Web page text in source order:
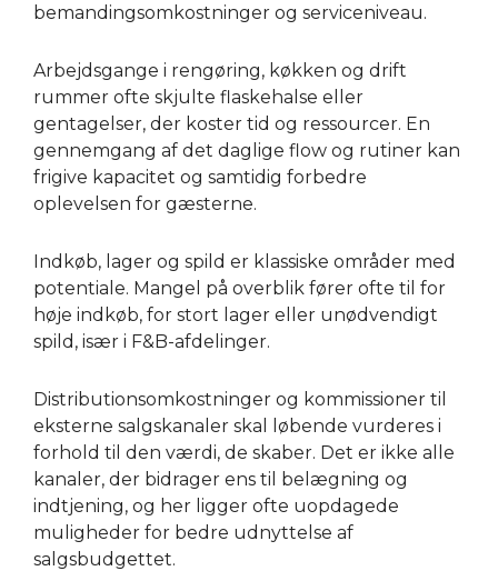
bemandingsomkostninger og serviceniveau.
Arbejdsgange i rengøring, køkken og drift
rummer ofte skjulte flaskehalse eller
gentagelser, der koster tid og ressourcer. En
gennemgang af det daglige flow og rutiner kan
frigive kapacitet og samtidig forbedre
oplevelsen for gæsterne.
Indkøb, lager og spild er klassiske områder med
potentiale. Mangel på overblik fører ofte til for
høje indkøb, for stort lager eller unødvendigt
spild, især i F&B-afdelinger.
Distributionsomkostninger og kommissioner til
eksterne salgskanaler skal løbende vurderes i
forhold til den værdi, de skaber. Det er ikke alle
kanaler, der bidrager ens til belægning og
indtjening, og her ligger ofte uopdagede
muligheder for bedre udnyttelse af
salgsbudgettet.